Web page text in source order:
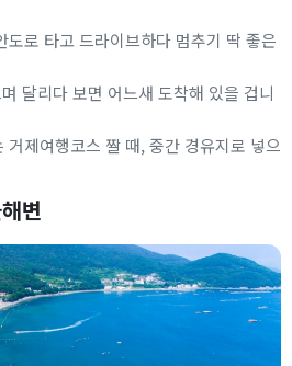
도로 타고 드라이브하다 멈추기 딱 좋은
달리다 보면 어느새 도착해 있을 겁니
거제여행코스 짤 때, 중간 경유지로 넣으
변